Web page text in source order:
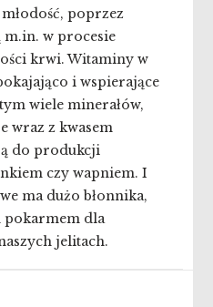
poprzez
m.in. w procesie
krwi. Witaminy w
i wspierające
wiele minerałów,
wraz z kwasem
do produkcji
czy wapniem. I
ma dużo błonnika,
pokarmem dla
jelitach.